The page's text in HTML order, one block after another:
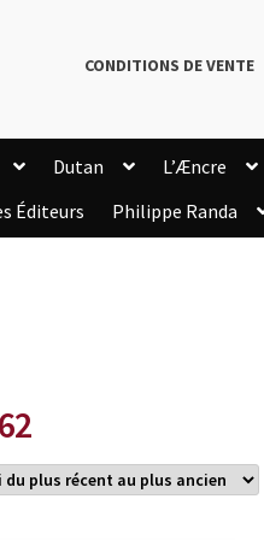
CONDITIONS DE VENTE
Dutan L’Æncre
Éditeurs Philippe Randa